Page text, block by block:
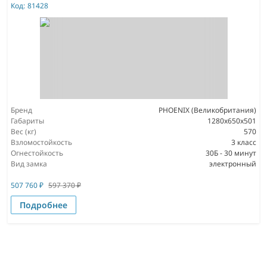
Код: 81428
Бренд
PHOENIX (Великобритания)
Габариты
1280х650х501
Вес (кг)
570
Взломостойкость
3 класс
Огнестойкость
30Б - 30 минут
Вид замка
электронный
507 760₽ 597 370₽
Подробнее